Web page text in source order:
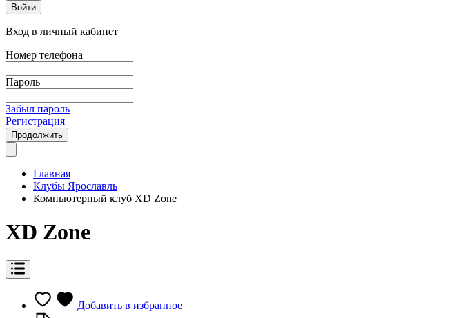
Войти
Вход в личный кабинет
Номер телефона
Пароль
Забыл пароль
Регистрация
Продолжить
Главная
Клубы Ярославль
Компьютерный клуб XD Zone
XD Zone
Добавить в избранное